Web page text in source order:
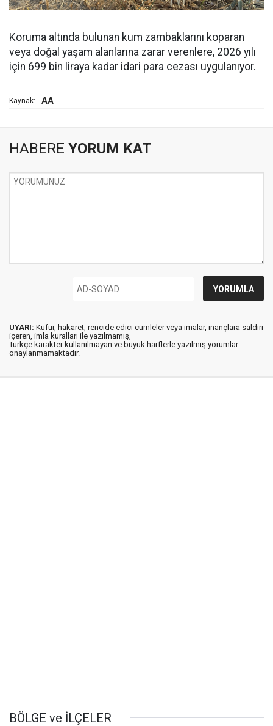
Koruma altında bulunan kum zambaklarını koparan
veya doğal yaşam alanlarına zarar verenlere, 2026 yılı
için 699 bin liraya kadar idari para cezası uygulanıyor.
Kaynak: AA
HABERE YORUM KAT
UYARI: Küfür, hakaret, rencide edici cümleler veya imalar, inançlara saldırı
içeren, imla kuralları ile yazılmamış,
Türkçe karakter kullanılmayan ve büyük harflerle yazılmış yorumlar
onaylanmamaktadır.
BÖLGE ve İLÇELER